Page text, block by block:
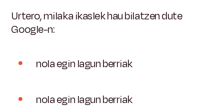
Urtero, milaka ikaslek hau bilatzen dute
Google-n:
nola egin lagun berriak
nola egin lagun berriak